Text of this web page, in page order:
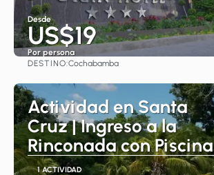
Desde
US$19
Por persona
Ver
DESTINO:Cochabamba
Actividad en Santa
Cruz | Ingreso a la
Rinconada con Piscina
1 ACTIVIDAD